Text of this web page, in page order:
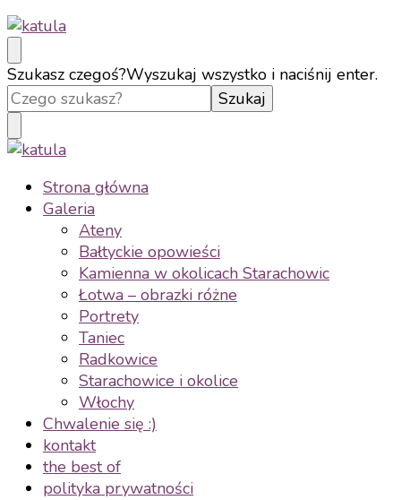
katula
twórz wspomnienia, nie zdjęcia
Szukasz czegoś?Wyszukaj wszystko i naciśnij enter.
katula
twórz wspomnienia, nie zdjęcia
Strona główna
Galeria
Ateny
Bałtyckie opowieści
Kamienna w okolicach Starachowic
Łotwa – obrazki różne
Portrety
Taniec
Radkowice
Starachowice i okolice
Włochy
Chwalenie się :)
kontakt
the best of
polityka prywatności